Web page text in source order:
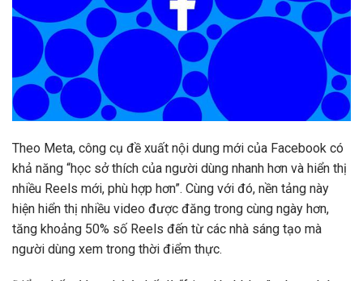
Theo Meta, công cụ đề xuất nội dung mới của Facebook có
khả năng “học sở thích của người dùng nhanh hơn và hiển thị
nhiều Reels mới, phù hợp hơn”. Cùng với đó, nền tảng này
hiện hiển thị nhiều video được đăng trong cùng ngày hơn,
tăng khoảng 50% số Reels đến từ các nhà sáng tạo mà
người dùng xem trong thời điểm thực.